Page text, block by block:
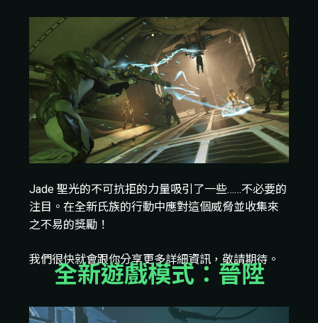
Jade 聖光的不可抗拒的力量吸引了一些……不必要的
注目。在全新氏族的行動中應對這個威脅並收集來
之不易的獎勵！
我們很快就會跟你分享更多詳細資訊，敬請期待。
全新遊戲模式：晉陞